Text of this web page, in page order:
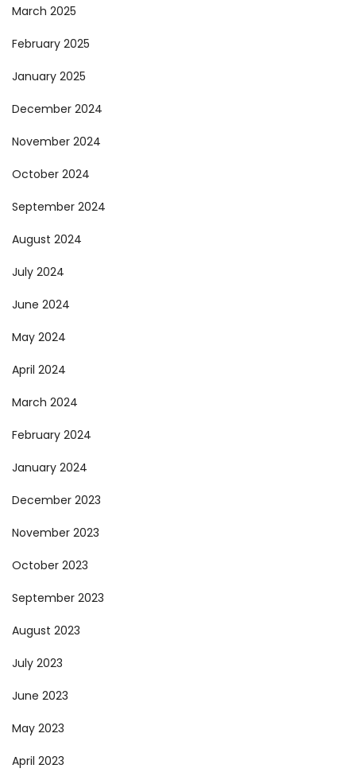
March 2025
February 2025
January 2025
December 2024
November 2024
October 2024
September 2024
August 2024
July 2024
June 2024
May 2024
April 2024
March 2024
February 2024
January 2024
December 2023
November 2023
October 2023
September 2023
August 2023
July 2023
June 2023
May 2023
April 2023